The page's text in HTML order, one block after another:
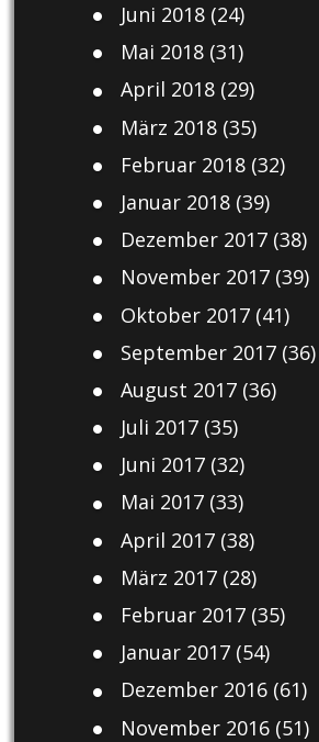
Juni 2018(24)
Mai 2018(31)
April 2018(29)
März 2018(35)
Februar 2018(32)
Januar 2018(39)
Dezember 2017(38)
November 2017(39)
Oktober 2017(41)
September 2017(36)
August 2017(36)
Juli 2017(35)
Juni 2017(32)
Mai 2017(33)
April 2017(38)
März 2017(28)
Februar 2017(35)
Januar 2017(54)
Dezember 2016(61)
November 2016(51)